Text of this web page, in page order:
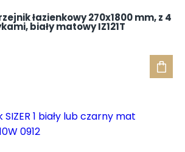
łazienkowy 270x1800 mm, z 4
biały matowy IZ121T
zł.